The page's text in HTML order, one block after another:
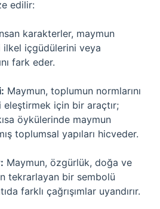
edilir:
karakterler, maymun
ilkel içgüdülerini veya
fark eder.
Maymun, toplumun normlarını
için bir araçtır;
öykülerinde maymun
toplumsal yapıları hicveder.
Maymun, özgürlük, doğa ve
tekrarlayan bir sembolü
farklı çağrışımlar uyandırır.